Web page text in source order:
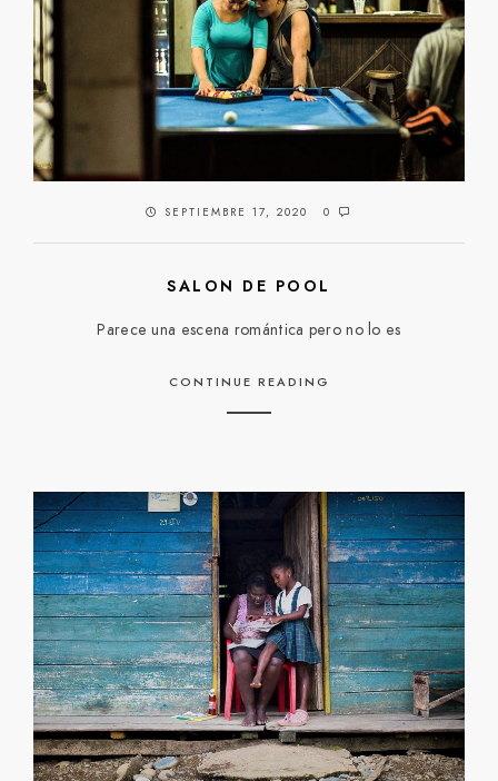
SEPTIEMBRE 17, 2020 0
SALON DE POOL
Parece una escena romántica pero no lo es
CONTINUE READING